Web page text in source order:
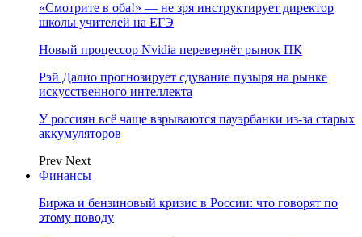
«Смотрите в оба!» — не зря инструктирует директор
школы учителей на ЕГЭ
Новый процессор Nvidia перевернёт рынок ПК
Рэй Далио прогнозирует сдувание пузыря на рынке
искусственного интеллекта
У россиян всё чаще взрываются пауэрбанки из-за старых
аккумуляторов
Prev Next
Финансы
Биржа и бензиновый кризис в России: что говорят по
этому поводу